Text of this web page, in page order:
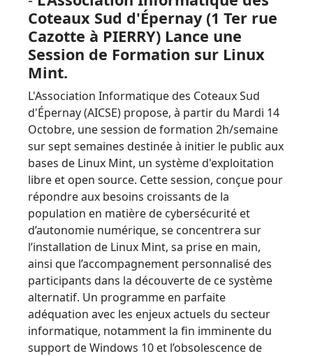
Coteaux Sud d'Épernay (1 Ter rue
Cazotte à PIERRY) Lance une
Session de Formation sur Linux
Mint.
L'Association Informatique des Coteaux Sud
d'Épernay (AICSE) propose, à partir du Mardi 14
Octobre, une session de formation 2h/semaine
sur sept semaines destinée à initier le public aux
bases de Linux Mint, un système d'exploitation
libre et open source. Cette session, conçue pour
répondre aux besoins croissants de la
population en matière de cybersécurité et
d’autonomie numérique, se concentrera sur
l’installation de Linux Mint, sa prise en main,
ainsi que l’accompagnement personnalisé des
participants dans la découverte de ce système
alternatif. Un programme en parfaite
adéquation avec les enjeux actuels du secteur
informatique, notamment la fin imminente du
support de Windows 10 et l’obsolescence de